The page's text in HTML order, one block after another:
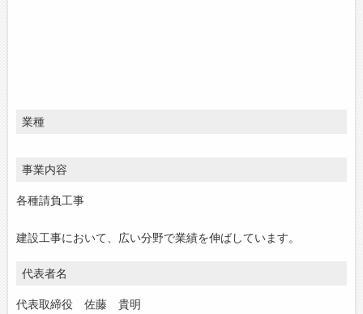
業種
事業内容
各種請負工事
建設工事において、広い分野で業績を伸ばしています。
代表者名
代表取締役 佐藤 貴明